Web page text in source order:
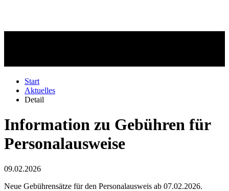
Start
Aktuelles
Detail
Information zu Gebühren für
Personalausweise
09.02.2026
Neue Gebührensätze für den Personalausweis ab 07.02.2026.